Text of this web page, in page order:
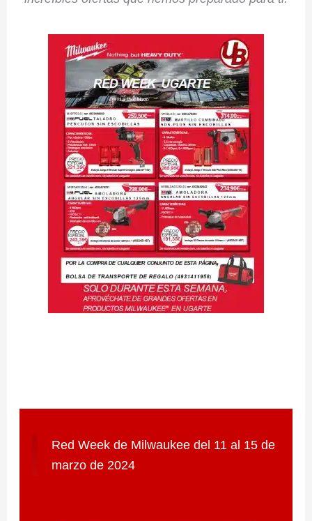
Red Week de Milwaukee del 11 al 15 de
marzo de 2024